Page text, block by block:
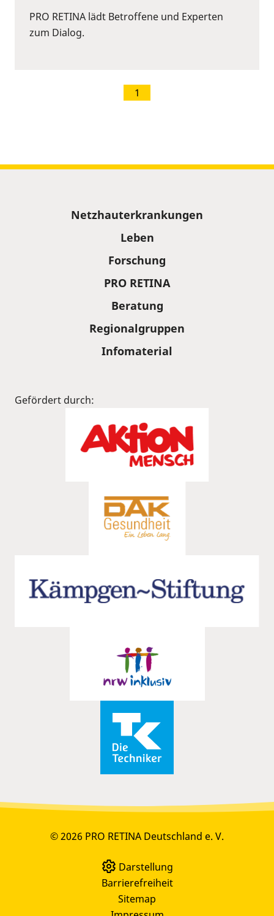
PRO RETINA lädt Betroffene und Experten
zum Dialog.
1
Netzhauterkrankungen
Leben
Forschung
PRO RETINA
Beratung
Regionalgruppen
Infomaterial
Gefördert durch:
© 2026 PRO RETINA Deutschland e. V.
Darstellung
Barrierefreiheit
Sitemap